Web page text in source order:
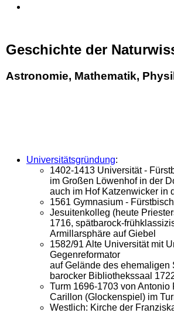
Geschichte der
Astronomie, Mathematik,
Universitätsgründung:
1402-1413 Universität -
im Großen Löwenhof in der
auch im Hof Katzenwicker in
1561 Gymnasium -
Jesuitenkolleg (heute
1716, spätbarock-
Armillarsphäre auf Giebel
1582/91 Alte Universität mit
Gegenreformator
auf Gelände des ehemaligen
barocker Bibliothekssaal
Turm 1696-1703 von Antonio
Carillon (Glockenspiel) im
Westlich: Kirche der